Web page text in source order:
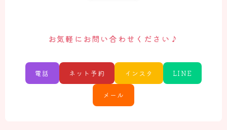
お気軽にお問い合わせください♪
電話 ネット予約 インスタ LINE
メール